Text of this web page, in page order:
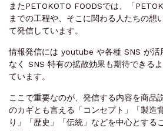
またPETOKOTO FOODSでは、「
までの工程や、そこに関わる人たちの想
て発信しています。
情報発信には youtube や各種 SNS が活
なく SNS 特有の拡散効果も期待できる
ています。
ここで重要なのが、発信する内容を商品
のカギとも言える「コンセプト」「製造
り」「歴史」「伝統」などを中心とする